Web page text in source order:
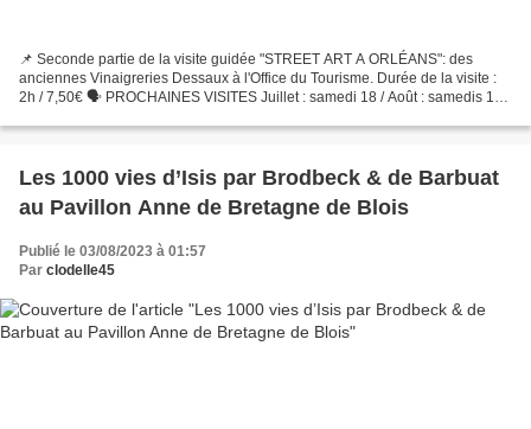
📌 Seconde partie de la visite guidée "STREET ART A ORLÉANS": des
anciennes Vinaigreries Dessaux à l'Office du Tourisme. Durée de la visite :
2h / 7,50€ 🗣 PROCHAINES VISITES Juillet : samedi 18 / Août : samedis 1er,
Les 1000 vies d’Isis par Brodbeck & de Barbuat
au Pavillon Anne de Bretagne de Blois
Publié le 03/08/2023 à 01:57
Par clodelle45